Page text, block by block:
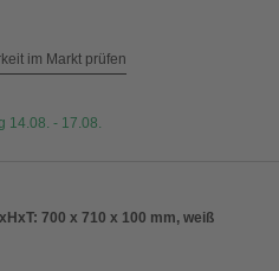
im Markt prüfen
14.08. - 17.08.
700 x 710 x 100 mm, weiß